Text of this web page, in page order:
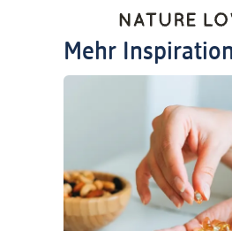
Mehr